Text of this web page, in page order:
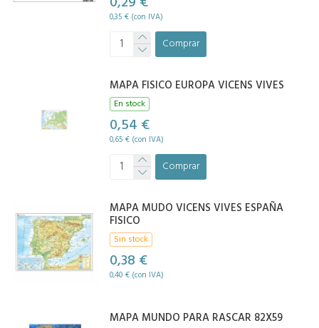
0,35 € (con IVA)
Comprar
MAPA FISICO EUROPA VICENS VIVES
En stock
0,54 €
0,65 € (con IVA)
Comprar
MAPA MUDO VICENS VIVES ESPAÑA
FISICO
Sin stock
0,38 €
0,40 € (con IVA)
MAPA MUNDO PARA RASCAR 82X59